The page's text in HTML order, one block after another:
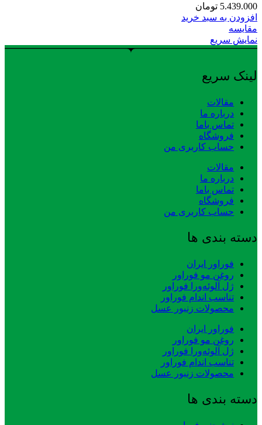
5.439.000 تومان
افزودن به سبد خرید
مقایسه
نمایش سریع
لینک سریع
مقالات
درباره ما
تماس باما
فروشگاه
حساب کاربری من
مقالات
درباره ما
تماس باما
فروشگاه
حساب کاربری من
دسته بندی ها
فوراور ایران
روغن مو فوراور
ژل آلوئه‌ورا فوراور
تناسب اندام فوراور
محصولات زنبور عسل
فوراور ایران
روغن مو فوراور
ژل آلوئه‌ورا فوراور
تناسب اندام فوراور
محصولات زنبور عسل
دسته بندی ها